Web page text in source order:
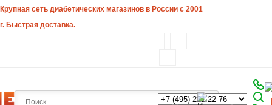
Крупная сеть диабетических магазинов в России с 2001
г. Быстрая доставка.